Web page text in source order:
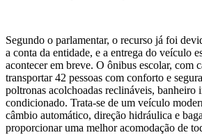
Segundo o parlamentar, o recurso já foi
a conta da entidade, e a entrega do veículo
acontecer em breve. O ônibus escolar, com
transportar 42 pessoas com conforto e
poltronas acolchoadas reclináveis, banheiro
condicionado. Trata-se de um veículo
câmbio automático, direção hidráulica e
proporcionar uma melhor acomodação de